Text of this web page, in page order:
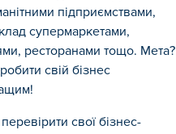
підприємствами,
супермаркетами,
ресторанами тощо. Мета?
свій бізнес
перевірити свої бізнес-